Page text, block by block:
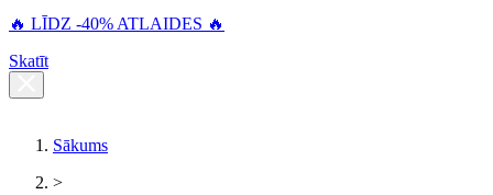
🔥 LĪDZ -40% ATLAIDES 🔥
Skatīt
Sākums
>